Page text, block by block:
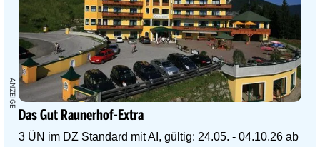
Das Gut Raunerhof-Extra
3 ÜN im DZ Standard mit AI, gültig: 24.05. - 04.10.26 ab